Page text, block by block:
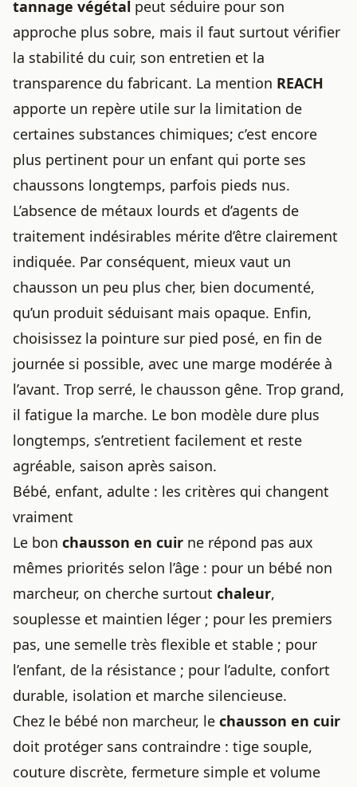
tannage végétal peut séduire pour son
approche plus sobre, mais il faut surtout vérifier
la stabilité du cuir, son entretien et la
transparence du fabricant. La mention REACH
apporte un repère utile sur la limitation de
certaines substances chimiques; c’est encore
plus pertinent pour un enfant qui porte ses
chaussons longtemps, parfois pieds nus.
L’absence de métaux lourds et d’agents de
traitement indésirables mérite d’être clairement
indiquée. Par conséquent, mieux vaut un
chausson un peu plus cher, bien documenté,
qu’un produit séduisant mais opaque. Enfin,
choisissez la pointure sur pied posé, en fin de
journée si possible, avec une marge modérée à
l’avant. Trop serré, le chausson gêne. Trop grand,
il fatigue la marche. Le bon modèle dure plus
longtemps, s’entretient facilement et reste
agréable, saison après saison.
Bébé, enfant, adulte : les critères qui changent
vraiment
Le bon chausson en cuir ne répond pas aux
mêmes priorités selon l’âge : pour un bébé non
marcheur, on cherche surtout chaleur,
souplesse et maintien léger ; pour les premiers
pas, une semelle très flexible et stable ; pour
l’enfant, de la résistance ; pour l’adulte, confort
durable, isolation et marche silencieuse.
Chez le bébé non marcheur, le chausson en cuir
doit protéger sans contraindre : tige souple,
couture discrète, fermeture simple et volume